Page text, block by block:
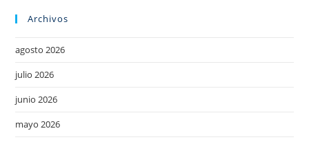
Archivos
agosto 2026
julio 2026
junio 2026
mayo 2026